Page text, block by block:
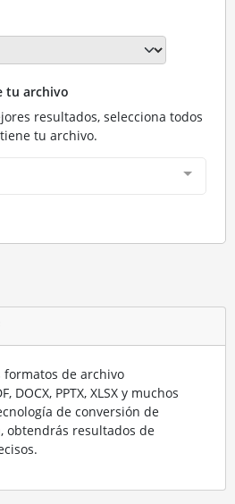
tu archivo
resultados, selecciona todos
tu archivo.
de archivo
DOCX, PPTX, XLSX y muchos
de conversión de
obtendrás resultados de